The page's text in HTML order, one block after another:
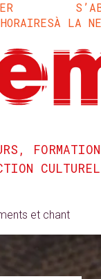
À LA
et chant